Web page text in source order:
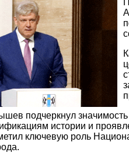
подчеркнул
истории и
ключевую роль